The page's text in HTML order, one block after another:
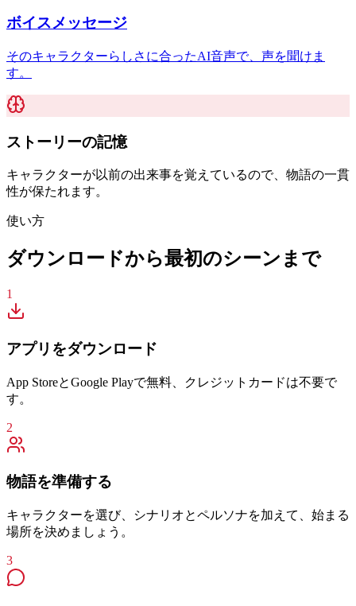
ボイスメッセージ
そのキャラクターらしさに合ったAI音声で、声を聞けま
す。
ストーリーの記憶
キャラクターが以前の出来事を覚えているので、物語の一貫
性が保たれます。
使い方
ダウンロードから最初のシーンまで
1
アプリをダウンロード
App StoreとGoogle Playで無料、クレジットカードは不要で
す。
2
物語を準備する
キャラクターを選び、シナリオとペルソナを加えて、始まる
場所を決めましょう。
3